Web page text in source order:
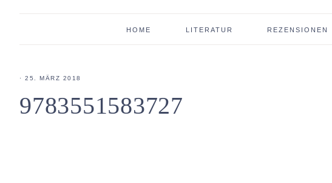
HOME LITERATUR REZENSIONEN
· 25. MÄRZ 2018
9783551583727